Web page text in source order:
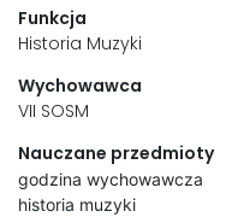
Funkcja
Historia Muzyki
Wychowawca
VII SOSM
Nauczane przedmioty
godzina wychowawcza
historia muzyki